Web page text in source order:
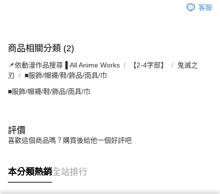
客服
商品相關分類 (2)
📌依動漫作品搜尋▐ All Anime Works 【2-4字部】
鬼滅之
刃
■服飾/帽襪/鞋/飾品/雨具/巾
■服飾/帽襪/鞋/飾品/雨具/巾
評價
喜歡這個商品嗎？購買後給他一個好評吧
本分類熱銷全站排行